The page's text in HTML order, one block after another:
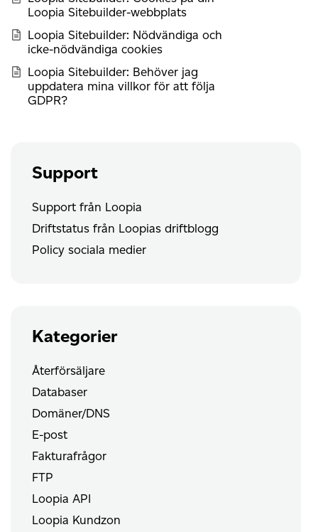
Loopia Sitebuilder-webbplats
Loopia Sitebuilder: Nödvändiga och
icke-nödvändiga cookies
Loopia Sitebuilder: Behöver jag
uppdatera mina villkor för att följa
GDPR?
Support
Support från Loopia
Driftstatus från Loopias driftblogg
Policy sociala medier
Kategorier
Återförsäljare
Databaser
Domäner/DNS
E-post
Fakturafrågor
FTP
Loopia API
Loopia Kundzon